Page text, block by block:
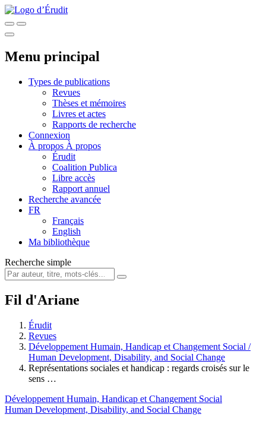
Menu principal
Types de publications
Revues
Thèses et mémoires
Livres et actes
Rapports de recherche
Connexion
À propos À propos
Érudit
Coalition Publica
Libre accès
Rapport annuel
Recherche avancée
FR
Français
English
Ma bibliothèque
Recherche simple
Fil d'Ariane
Érudit
Revues
Développement Humain, Handicap et Changement Social /
Human Development, Disability, and Social Change
Représentations sociales et handicap : regards croisés sur le
sens …
Développement Humain, Handicap et Changement Social
Human Development, Disability, and Social Change